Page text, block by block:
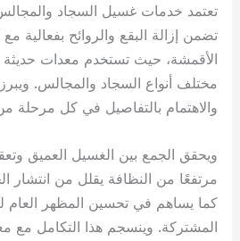
تعتمد خدمات غسيل السجاد
تضمن إزالة البقع والروائح بفعالية
الأقمشة، حيث تستخدم معدات
مختلف أنواع السجاد والمجالس. ويبرز
والاهتمام بالتفاصيل في كل مرحلة
ويحقق الجمع بين الغسيل العميق
مرتفعًا من النظافة يقلل من انتشار
كما يساهم في تحسين المظهر العام
المشتركة. وينسجم هذا التكامل مع